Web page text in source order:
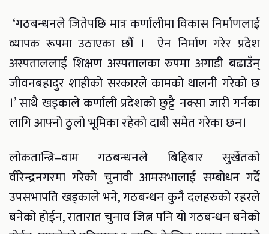
‘गठबन्धनले जितेपछि मात्र कर्णालीमा विकास निर्माणलाई
व्यापक रूपमा उठाएका छौँ । ऐन निर्माण गरेर प्रदेश
अस्पताललाई शिक्षण अस्पतालका रुपमा अगाडी बढाउँन्
जीवनबहादुर शाहीको सरकारले कामको थालनी गरेको छ
।’ साथै खड्काले कर्णाली प्रदेशको छुट्टै नक्सा जारी गर्नका
लागि आफ्नो ठुलो भूमिका रहेको दाबी समेत गरेका छन।
लोकतान्त्रि–वाम गठबन्धनले बिहिबार सुर्खेतको
वीरेन्द्रनगरमा गरेको चुनावी आमसभालाई सम्बोधन गर्दे
उपसभापति खड्काले भने, गठबन्धन कुनै दलहरुको रहरले
बनेको होईन, रातारात चुनाव जित्न पनि यो गठबन्धन बनेको